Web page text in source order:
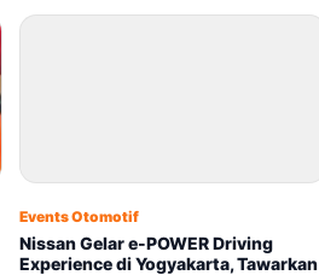
Events Otomotif
Nissan Gelar e-POWER Driving
Experience di Yogyakarta, Tawarkan